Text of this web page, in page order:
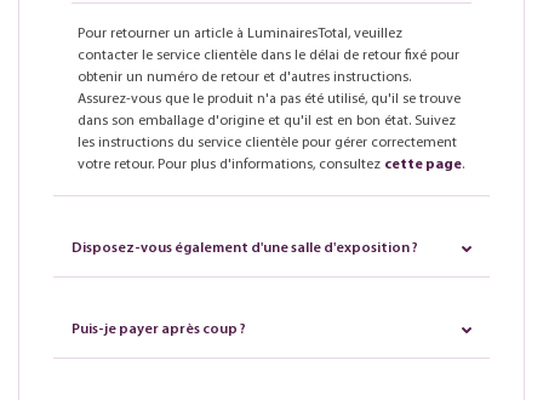
Pour retourner un article à LuminairesTotal, veuillez
contacter le service clientèle dans le délai de retour fixé pour
obtenir un numéro de retour et d'autres instructions.
Assurez-vous que le produit n'a pas été utilisé, qu'il se trouve
dans son emballage d'origine et qu'il est en bon état. Suivez
les instructions du service clientèle pour gérer correctement
votre retour. Pour plus d'informations, consultez cette page.
Disposez-vous également d'une salle d'exposition ?
Puis-je payer après coup ?